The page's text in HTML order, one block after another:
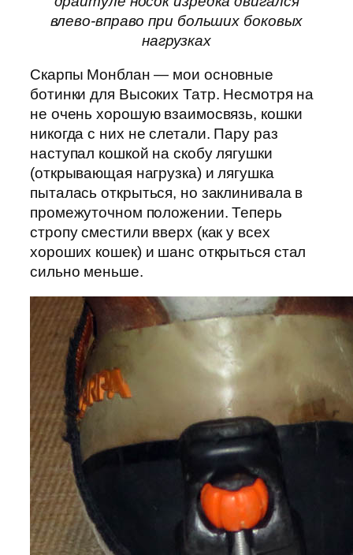
влево-вправо при больших боковых
нагрузках
Скарпы Монблан — мои основные
ботинки для Высоких Татр. Несмотря на
не очень хорошую взаимосвязь, кошки
никогда с них не слетали. Пару раз
наступал кошкой на скобу лягушки
(открывающая нагрузка) и лягушка
пыталась открыться, но заклинивала в
промежуточном положении. Теперь
стропу сместили вверх (как у всех
хороших кошек) и шанс открыться стал
сильно меньше.